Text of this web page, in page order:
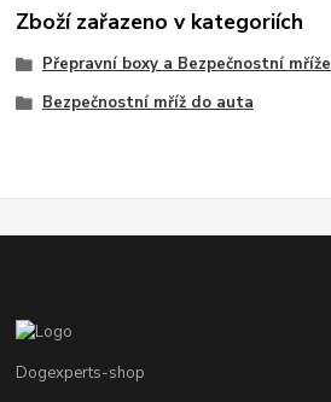
Zboží zařazeno v kategoriích
Přepravní boxy a Bezpečnostní mříže
Bezpečnostní mříž do auta
Dogexperts-shop